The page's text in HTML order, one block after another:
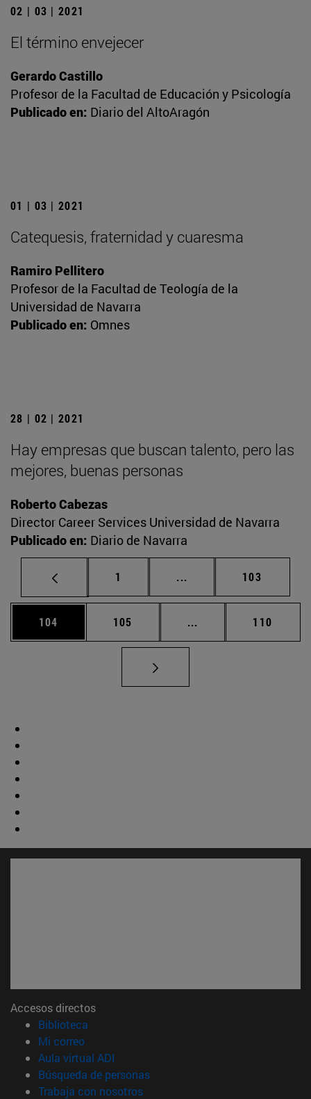
02 | 03 | 2021
El término envejecer
Gerardo Castillo
Profesor de la Facultad de Educación y Psicología
Publicado en: Diario del AltoAragón
01 | 03 | 2021
Catequesis, fraternidad y cuaresma
Ramiro Pellitero
Profesor de la Facultad de Teología de la
Universidad de Navarra
Publicado en: Omnes
28 | 02 | 2021
Hay empresas que buscan talento, pero las
mejores, buenas personas
Roberto Cabezas
Director Career Services Universidad de Navarra
Publicado en: Diario de Navarra
Página
1 ... Páginas intermedias
Página
103
Página
104 Página
105 ... Páginas intermedias
Página
110
Accesos directos
Biblioteca
Mi correo(abre en nueva ventana)
Aula virtual ADI
Búsqueda de personas(abre en nueva ventana)
Trabaja con nosotros(abre en nueva ventana)